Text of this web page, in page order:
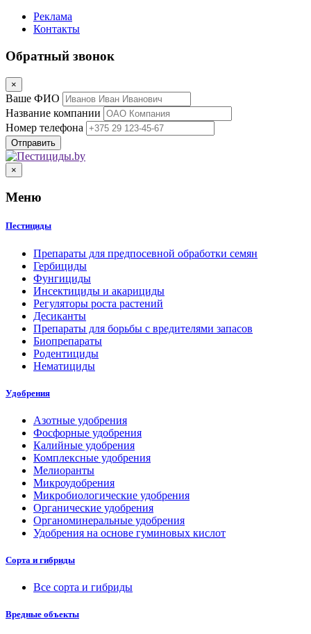
Реклама
Контакты
Обратный звонок
×
Ваше ФИО
Название компании
Номер телефона
×
Меню
Пестициды
Препараты для предпосевной обработки семян
Гербициды
Фунгициды
Инсектициды и акарициды
Регуляторы роста растений
Десиканты
Препараты для борьбы с вредителями запасов
Биопрепараты
Родентициды
Нематициды
Удобрения
Азотные удобрения
Фосфорные удобрения
Калийные удобрения
Комплексные удобрения
Мелиоранты
Микроудобрения
Микробиологические удобрения
Органические удобрения
Органоминеральные удобрения
Удобрения на основе гуминовых кислот
Сорта и гибриды
Все сорта и гибриды
Вредные объекты